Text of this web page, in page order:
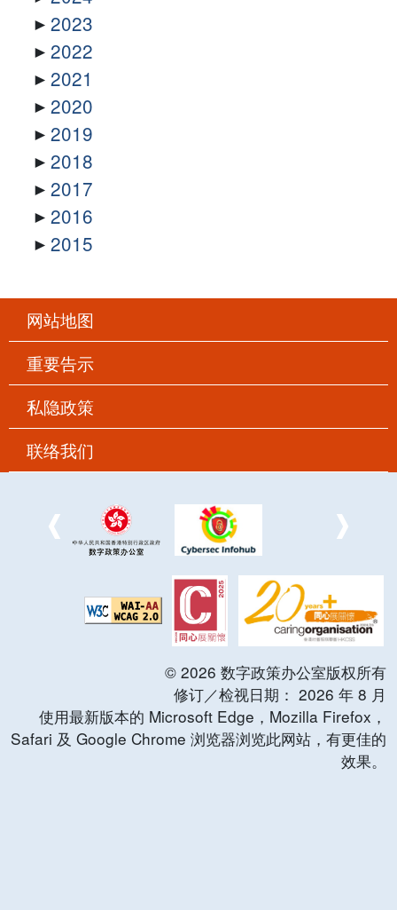
2023
2022
2021
2020
2019
2018
2017
2016
2015
网站地图
重要告示
私隐政策
联络我们
© 2026 数字政策办公室版权所有
修订／检视日期： 2026 年 8 月
使用最新版本的 Microsoft Edge，Mozilla Firefox，
Safari 及 Google Chrome 浏览器浏览此网站，有更佳的
效果。